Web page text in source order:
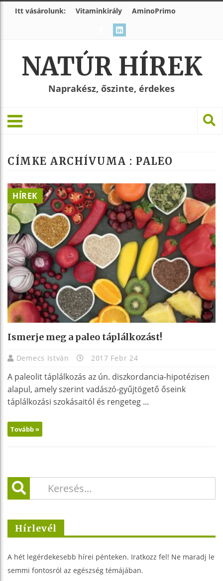
Itt vásárolunk: Vitaminkirály AminoPrimo
NATÚR HÍREK
Naprakész, őszinte, érdekes
CÍMKE ARCHÍVUMA : PALEO
HÍREK
Ismerje meg a paleo táplálkozást!
Demecs István 2017 Febr 24
A paleolit táplálkozás az ún. diszkordancia-hipotézisen
alapul, amely szerint vadászó-gyűjtögető őseink
táplálkozási szokásaitól és rengeteg ...
Tovább »
Hírlevél
A hét legérdekesebb hírei pénteken. Iratkozz fel! Ne maradj le
semmi fontosról az egészség témájában.